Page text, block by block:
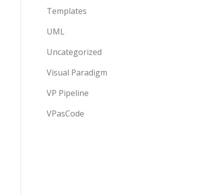
Templates
UML
Uncategorized
Visual Paradigm
VP Pipeline
VPasCode